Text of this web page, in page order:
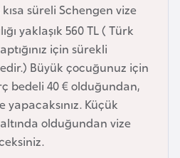
kısa süreli Schengen vize
yaklaşık 560 TL ( Türk
için sürekli
Büyük çocuğunuz için
bedeli 40 € olduğundan,
yapacaksınız. Küçük
olduğundan vize